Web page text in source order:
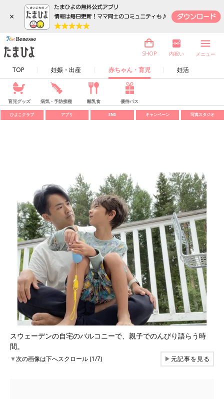
×
TOP 妊娠・出産 赤ちゃん・育児 妊活
SHOP 内祝い メニュー
育児グッズ 病気・予防接種 離乳食 優待パス
ひよこクラブ アプリ SNS キャンペーン 写真スタジオ
スウェーデンの自宅のバルコニーで、親子でのんびり語らう時
間。
▼次の画像は下へスクロール (1/7) ▶元記事を見る